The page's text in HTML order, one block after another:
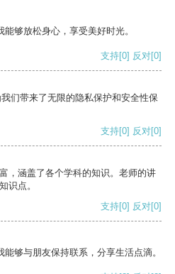
够放松身心，享受美好时光。
支持[0] 反对[0]
们带来了无限的隐私保护和安全性保
支持[0] 反对[0]
，涵盖了各个学科的知识。老师的讲
识点。
支持[0] 反对[0]
够与朋友保持联系，分享生活点滴。